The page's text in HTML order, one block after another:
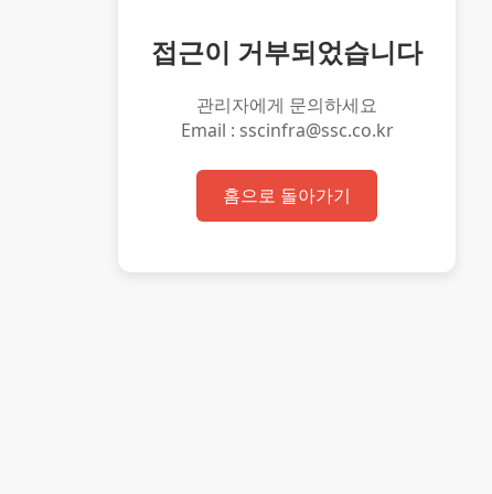
접근이 거부되었습니다
관리자에게 문의하세요
Email : sscinfra@ssc.co.kr
홈으로 돌아가기